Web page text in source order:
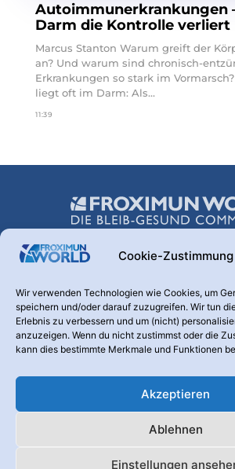
Cookie-Zustimmung
Wir verwenden Technologien wie Cookies, um
speichern und/oder darauf zuzugreifen. Wir tun
Erlebnis zu verbessern und um (nicht)
anzuzeigen. Wenn du nicht zustimmst oder die
kann dies bestimmte Merkmale und Funktionen
Akzeptieren
Ablehnen
Einstellungen
Autoimmunerkrankungen
Darm die Kontrolle verliert
Marcus Stanton Warum greift der Körper sich selbst
an? Und warum sind chronisch-
Erkrankungen so stark im
liegt oft im Darm: Als...
11:39
Hinter dieser Webseite steht die
Transparenz ist uns wichtig. Warum
Kanal? Weil nur informierte und
Kontaktieren Sie uns:
Froximun Online-Shop Die Froximun AG